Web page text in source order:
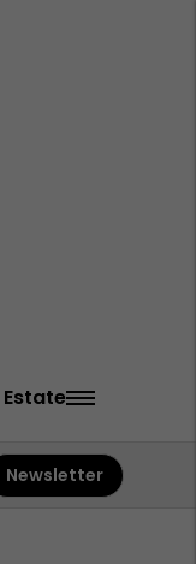
Estate
Newsletter